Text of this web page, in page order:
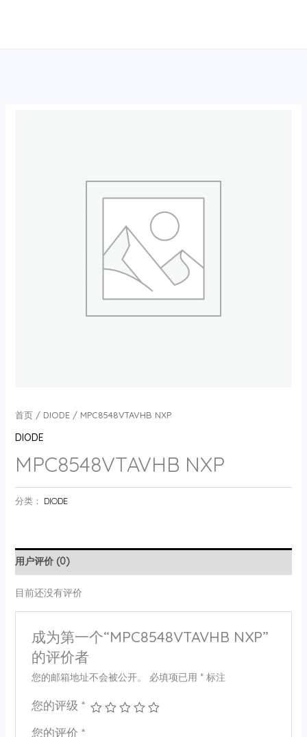
首页/ DIODE/ MPC8548VTAVHB NXP
DIODE
MPC8548VTAVHB NXP
分类： DIODE
用户评价 (0)
目前还没有评价
成为第一个“MPC8548VTAVHB NXP”
的评价者
您的邮箱地址不会被公开。 必填项已用 *标注
您的评级 *
您的评价 *